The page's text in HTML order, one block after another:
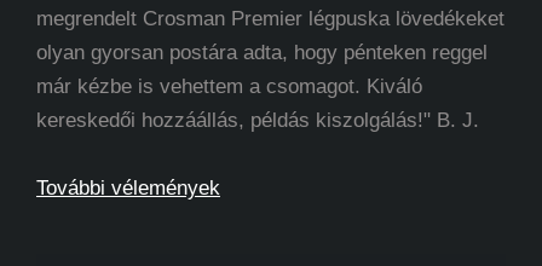
megrendelt Crosman Premier légpuska lövedékeket
olyan gyorsan postára adta, hogy pénteken reggel
már kézbe is vehettem a csomagot. Kiváló
kereskedői hozzáállás, példás kiszolgálás!" B. J.
További vélemények